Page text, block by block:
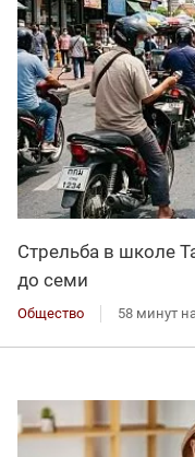
Стрельба в школе
до семи
Общество 58 минут